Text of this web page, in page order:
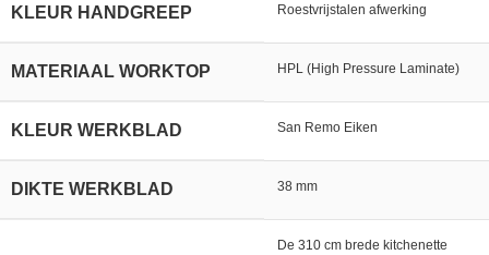
KLEUR HANDGREEP Roestvrijstalen afwerking
MATERIAAL WORKTOP HPL (High Pressure Laminate)
KLEUR WERKBLAD San Remo Eiken
DIKTE WERKBLAD 38 mm
De 310 cm brede kitchenette